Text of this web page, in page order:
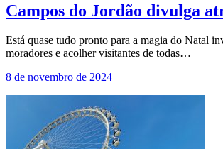
Campos do Jordão divulga
Está quase tudo pronto para a magia do Natal
moradores e acolher visitantes de todas…
8 de novembro de 2024